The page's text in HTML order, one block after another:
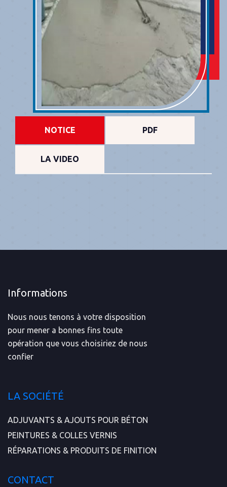
NOTICE PDF
LA VIDEO
Informations
Nous nous tenons à votre disposition
pour mener a bonnes fins toute
opération que vous choisiriez de nous
confier
LA SOCIÉTÉ
ADJUVANTS & AJOUTS POUR BÉTON
PEINTURES & COLLES VERNIS
RÉPARATIONS & PRODUITS DE FINITION
CONTACT